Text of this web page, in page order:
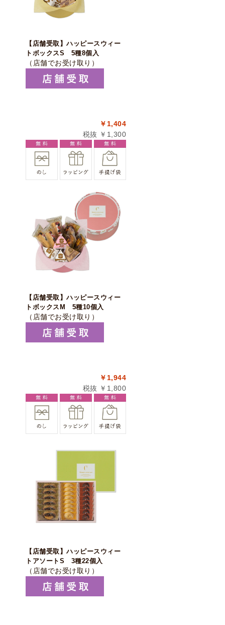
【店舗受取】ハッピースウィー
トボックスS 5種8個入
（店舗でお受け取り）
￥1,404
税抜 ￥1,300
【店舗受取】ハッピースウィー
トボックスM 5種10個入
（店舗でお受け取り）
￥1,944
税抜 ￥1,800
【店舗受取】ハッピースウィー
トアソートS 3種22個入
（店舗でお受け取り）